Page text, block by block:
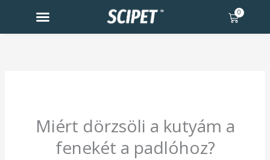
content
0
Kosár
Miért dörzsöli a kutyám a
fenekét a padlóhoz?